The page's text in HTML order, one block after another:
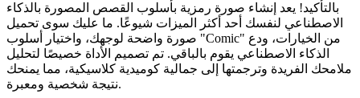
بالتأكيد! يعد إنشاء صورة رمزية بأسلوب القصص المصورة بالذكاء
الاصطناعي لنفسك أحد أكثر الميزات شيوعًا. ما عليك سوى تحميل
صورة واضحة لوجهك، واختيار أسلوب "Comic" من الخيارات، ودع
الذكاء الاصطناعي يقوم بالباقي. تم تصميم الأداة خصيصًا لتحليل
ملامحك الفريدة وترجمتها إلى جمالية كوميدية كلاسيكية، مما يمنحك
نتيجة شخصية ومعبرة.